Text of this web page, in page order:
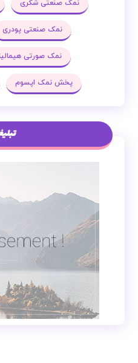
نمک صنعتی شکری
نمک صنعتی پودری
نمک صورتی
پخش نمک اپسوم